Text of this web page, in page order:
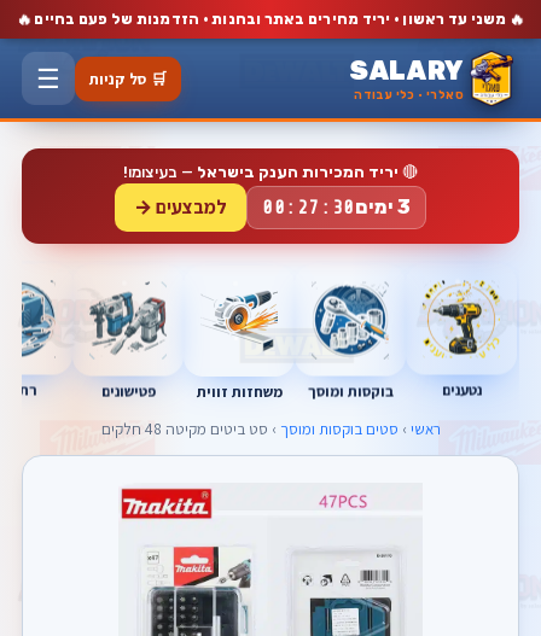
🔥 משני עד ראשון · יריד מחירים באתר ובחנות · הזדמנות של פעם בחיים 🔥
SALARY
סאלרי · כלי עבודה
🛒 סל קניות ☰
🔴 יריד המכירות הענק בישראל — בעיצומו!
3 ימים 00:27:29 למבצעים →
נטענים בוקסות ומוסך משחזות זווית פטישונים
ראשי › סטים בוקסות ומוסך › סט ביטים מקיטה 48 חלקים